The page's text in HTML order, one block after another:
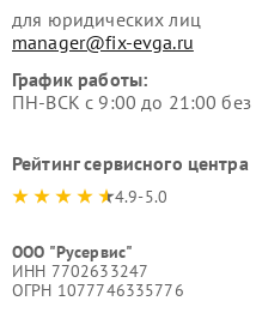
для юридических лиц
manager@fix-evga.ru
График работы:
ПН-ВСК с 9:00 до 21:00
Рейтинг сервисного центра
4.9-5.0
ООО "Русервис"
ИНН 7702633247
ОГРН 1077746335776